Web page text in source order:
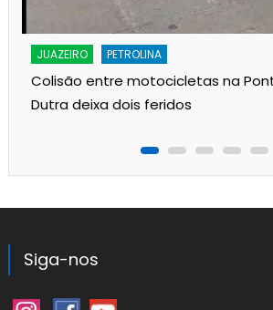
JUAZEIRO PETROLINA
Colisão entre motocicletas na
Dutra deixa dois feridos
Siga-nos